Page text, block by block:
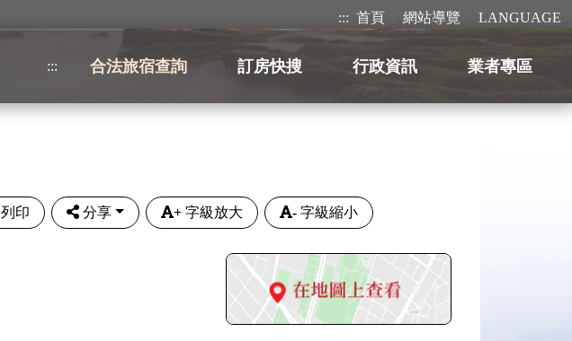
::: 首頁 網站導覽 LANGUAGE
::: 合法旅宿查詢 訂房快搜 行政資訊 業者專區
列印 分享 + 字級放大 - 字級縮小